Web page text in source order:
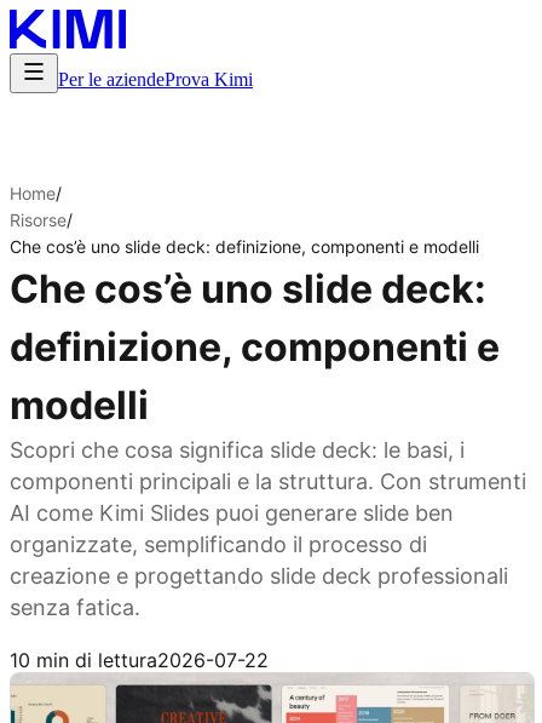
Per le aziendeProva Kimi
Home/
Risorse/
Che cos’è uno slide deck: definizione, componenti e modelli
Che cos’è uno slide deck:
definizione, componenti e
modelli
Scopri che cosa significa slide deck: le basi, i
componenti principali e la struttura. Con strumenti
AI come Kimi Slides puoi generare slide ben
organizzate, semplificando il processo di
creazione e progettando slide deck professionali
senza fatica.
10 min di lettura2026-07-22